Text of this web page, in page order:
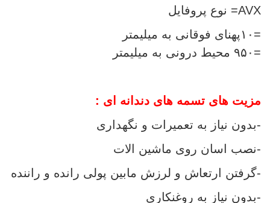
AVX= نوع پروفایل
=۱۰
پهنای فوقانی به میلیمتر
=۹۵۰
محیط درونی به میلیمتر
مزیت های تسمه های دندانه ای :
-بدون نیاز به تعمیرات و نگهداری
-نصب اسان روی ماشین الات
-گرفتن ارتعاش و لرزش مابین پولی رانده و راننده
-بدون نیاز به روغنکاری